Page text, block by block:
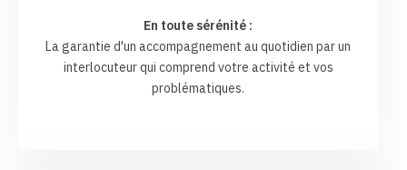
En toute sérénité :
La garantie d'un accompagnement au quotidien par un
interlocuteur qui comprend votre activité et vos
problématiques.